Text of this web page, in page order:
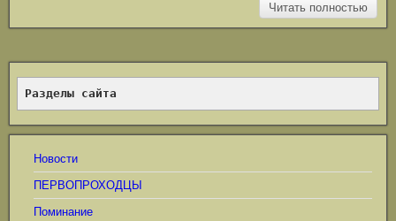
Читать полностью
Разделы сайта
Новости
ПЕРВОПРОХОДЦЫ
Поминание